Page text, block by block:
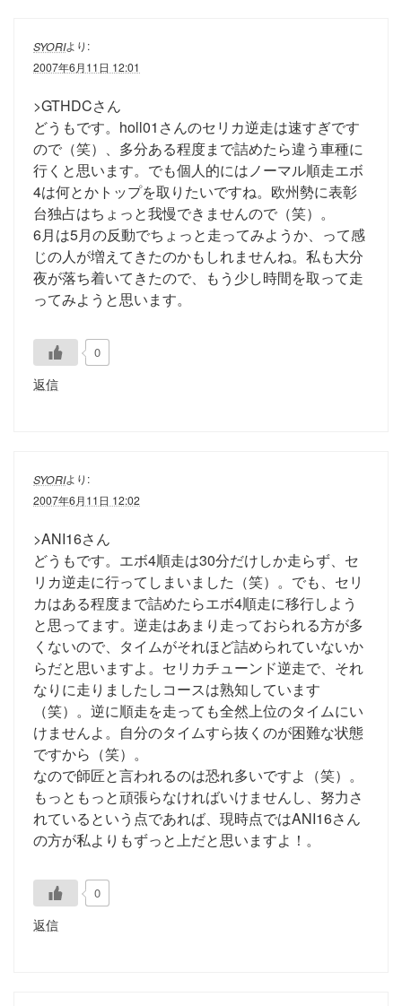
SYORIより:
2007年6月11日 12:01
>GTHDCさん
どうもです。holl01さんのセリカ逆走は速すぎです
ので（笑）、多分ある程度まで詰めたら違う車種に
行くと思います。でも個人的にはノーマル順走エボ
4は何とかトップを取りたいですね。欧州勢に表彰
台独占はちょっと我慢できませんので（笑）。
6月は5月の反動でちょっと走ってみようか、って感
じの人が増えてきたのかもしれませんね。私も大分
夜が落ち着いてきたので、もう少し時間を取って走
ってみようと思います。
0
返信
SYORIより:
2007年6月11日 12:02
>ANI16さん
どうもです。エボ4順走は30分だけしか走らず、セ
リカ逆走に行ってしまいました（笑）。でも、セリ
カはある程度まで詰めたらエボ4順走に移行しよう
と思ってます。逆走はあまり走っておられる方が多
くないので、タイムがそれほど詰められていないか
らだと思いますよ。セリカチューンド逆走で、それ
なりに走りましたしコースは熟知しています
（笑）。逆に順走を走っても全然上位のタイムにい
けませんよ。自分のタイムすら抜くのが困難な状態
ですから（笑）。
なので師匠と言われるのは恐れ多いですよ（笑）。
もっともっと頑張らなければいけませんし、努力さ
れているという点であれば、現時点ではANI16さん
の方が私よりもずっと上だと思いますよ！。
0
返信